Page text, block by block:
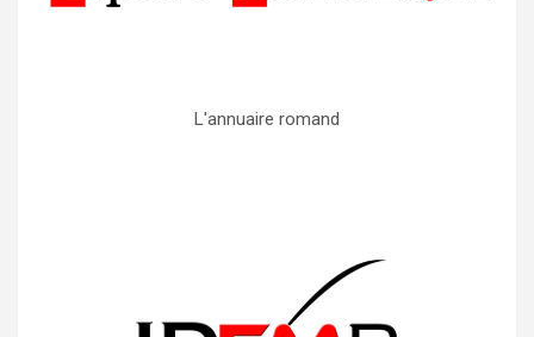
L'annuaire romand